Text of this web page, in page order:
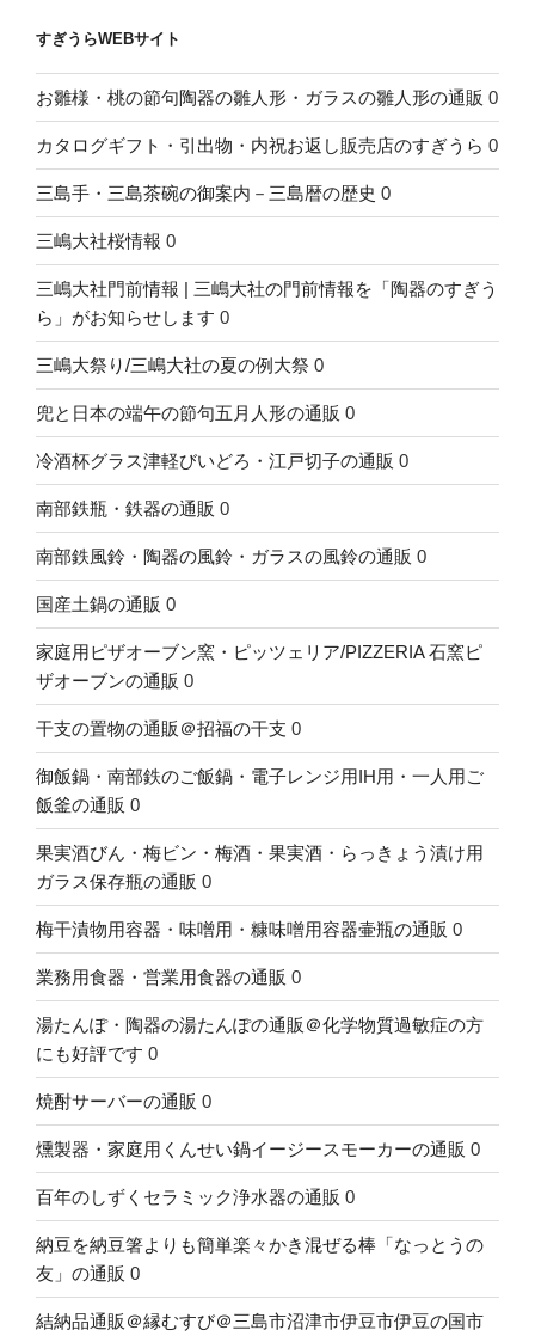
すぎうらWEBサイト
お雛様・桃の節句陶器の雛人形・ガラスの雛人形の通販 0
カタログギフト・引出物・内祝お返し販売店のすぎうら 0
三島手・三島茶碗の御案内－三島暦の歴史 0
三嶋大社桜情報 0
三嶋大社門前情報 | 三嶋大社の門前情報を「陶器のすぎう
ら」がお知らせします 0
三嶋大祭り/三嶋大社の夏の例大祭 0
兜と日本の端午の節句五月人形の通販 0
冷酒杯グラス津軽びいどろ・江戸切子の通販 0
南部鉄瓶・鉄器の通販 0
南部鉄風鈴・陶器の風鈴・ガラスの風鈴の通販 0
国産土鍋の通販 0
家庭用ピザオーブン窯・ピッツェリア/PIZZERIA 石窯ピ
ザオーブンの通販 0
干支の置物の通販＠招福の干支 0
御飯鍋・南部鉄のご飯鍋・電子レンジ用IH用・一人用ご
飯釜の通販 0
果実酒びん・梅ビン・梅酒・果実酒・らっきょう漬け用
ガラス保存瓶の通販 0
梅干漬物用容器・味噌用・糠味噌用容器壷瓶の通販 0
業務用食器・営業用食器の通販 0
湯たんぽ・陶器の湯たんぽの通販＠化学物質過敏症の方
にも好評です 0
焼酎サーバーの通販 0
燻製器・家庭用くんせい鍋イージースモーカーの通販 0
百年のしずくセラミック浄水器の通販 0
納豆を納豆箸よりも簡単楽々かき混ぜる棒「なっとうの
友」の通販 0
結納品通販＠縁むすび＠三島市沼津市伊豆市伊豆の国市